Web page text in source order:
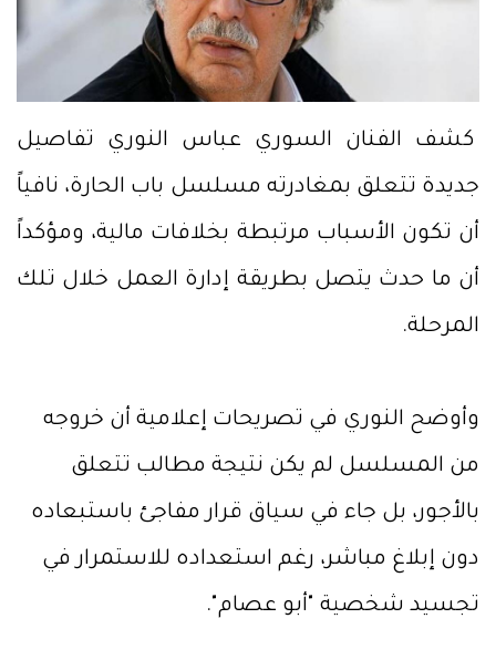
كشف الفنان السوري عباس النوري تفاصيل
جديدة تتعلق بمغادرته مسلسل باب الحارة، نافياً
أن تكون الأسباب مرتبطة بخلافات مالية، ومؤكداً
أن ما حدث يتصل بطريقة إدارة العمل خلال تلك
المرحلة.
وأوضح النوري في تصريحات إعلامية أن خروجه
من المسلسل لم يكن نتيجة مطالب تتعلق
بالأجور، بل جاء في سياق قرار مفاجئ باستبعاده
دون إبلاغ مباشر، رغم استعداده للاستمرار في
تجسيد شخصية "أبو عصام".